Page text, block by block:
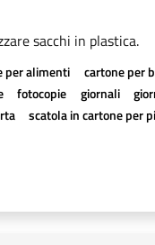
sacchi in plastica.
per alimenti cartone per
fotocopie giornali
scatola in cartone per